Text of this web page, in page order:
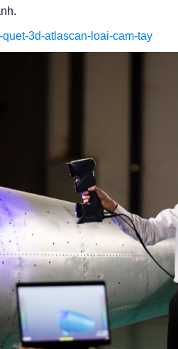
3d-atlascan-loai-cam-tay